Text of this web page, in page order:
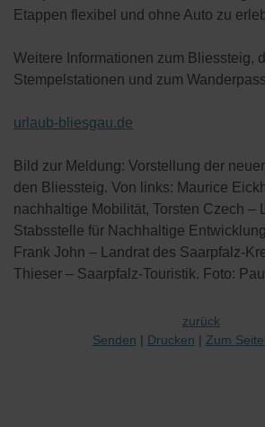
Etappen flexibel und ohne Auto zu
Weitere Informationen zum Bliessteig,
Stempelstationen und zum
urlaub-bliesgau.de
Bild zur Meldung: Vorstellung der
den Bliessteig. Von links: Maurice
nachhaltige Mobilität, Torsten Czech –
Stabsstelle für Nachhaltige
Frank John – Landrat des Saarpfalz-
Thieser – Saarpfalz-Touristik. Foto:
zurück
Senden
Drucken Zum